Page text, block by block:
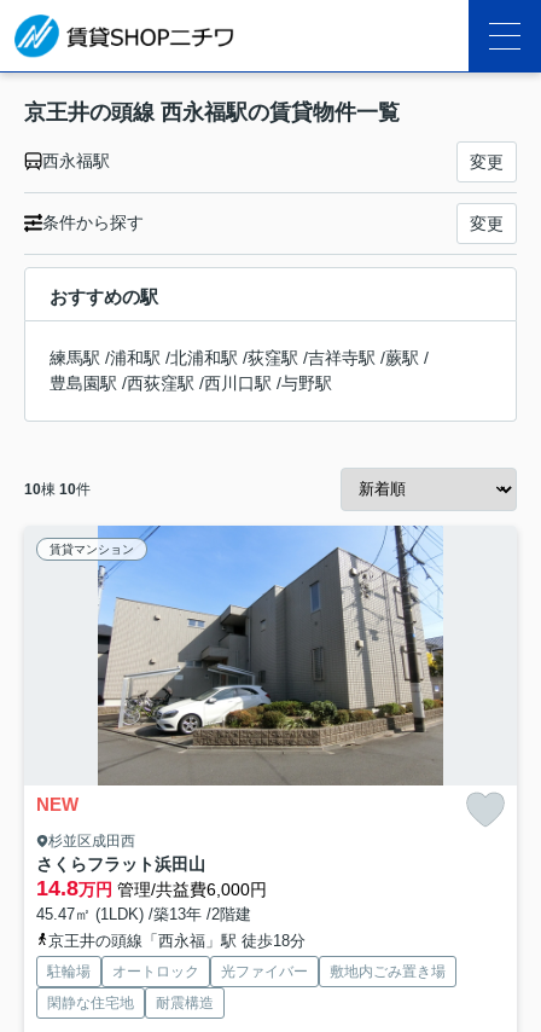
京王井の頭線 西永福駅の賃貸物件一覧
西永福駅 変更
条件から探す 変更
おすすめの駅
練馬駅 /浦和駅 /北浦和駅 /荻窪駅 /吉祥寺駅 /蕨駅 /
豊島園駅 /西荻窪駅 /西川口駅 /与野駅
10棟 10件
賃貸マンション
NEW
杉並区成田西
さくらフラット浜田山
14.8万円 管理/共益費6,000円
45.47㎡ (1LDK) /築13年 /2階建
京王井の頭線「西永福」駅 徒歩18分
駐輪場 オートロック 光ファイバー
敷地内ごみ置き場
閑静な住宅地
耐震構造